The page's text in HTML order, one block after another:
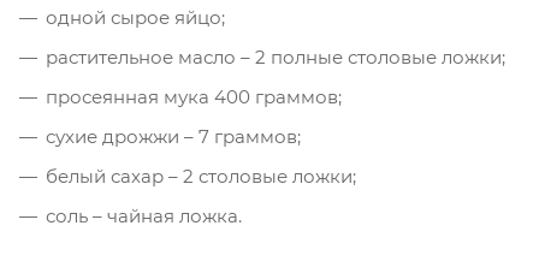
одной сырое яйцо;
растительное масло – 2 полные столовые ложки;
просеянная мука 400 граммов;
сухие дрожжи – 7 граммов;
белый сахар – 2 столовые ложки;
соль – чайная ложка.